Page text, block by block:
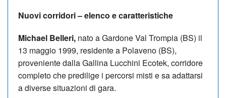
Nuovi corridori – elenco e caratteristiche
Michael Belleri, nato a Gardone Val Trompia (BS) il
13 maggio 1999, residente a Polaveno (BS),
proveniente dalla Gallina Lucchini Ecotek, corridore
completo che predilige i percorsi misti e sa adattarsi
a diverse situazioni di gara.